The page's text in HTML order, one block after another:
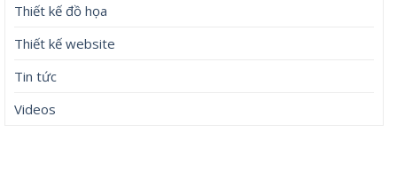
Thiết kế đồ họa
Thiết kế website
Tin tức
Videos